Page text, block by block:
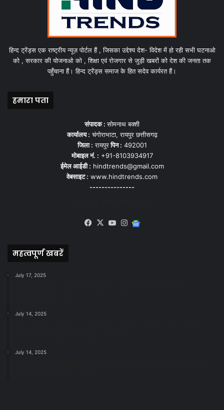
हिन्द ट्रेंड्स एक राष्ट्रीय न्यूज़ पोर्टल हैं , जिसका उद्देश्य देश- विदेश में हो रही सभी घटनाओ
को , सरकार की योजनाओ को , शिक्षा एवं रोजगार से जुड़ी खबरों को देश की जनता तक
पहुँचाना हैं। हिन्द ट्रेंड्स समाज के हित सदेव कार्यरत हैं।
हमारा पता
संपादक :सोमनाथ बक्शी
कार्यालय : चंगोराभाटा, रायपुर छत्तीसगढ़
जिला : रायपुरपिन : 492001
मोबाइल नं. : +91-8103934917
ईमेल आईडी : hindtrends@gmail.com
वेबसाइट : www.hindtrends.com
---------------
Facebook
X YouTubeInstagram
महत्वपूर्ण खबरें
July 17, 2025
July 14, 2025
July 14, 2025